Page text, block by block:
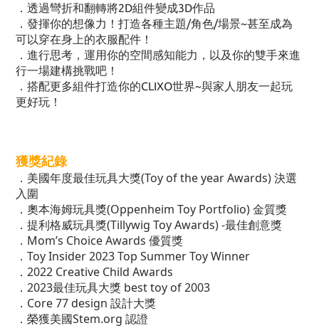
．透過彎折和翻轉將2D組件變成3D作品
．發揮你的想像力！打造各種主題/角色/場景~甚至成為
可以穿在身上的衣服配件！
．進行思考，運用你的空間感知能力，以及你的雙手來進
行一場建構挑戰吧！
．搭配更多組件打造你的CLIXO世界~與家人朋友一起玩
更好玩！
獲獎紀錄
． 美國年度最佳玩具大獎(Toy of the year Awards) 決選
入圍
． 奧本海姆玩具獎(Oppenheim Toy Portfolio) 金質獎
． 提利格威玩具獎(Tillywig Toy Awards) -最佳創意獎
． Mom’s Choice Awards 優質獎
． Toy Insider 2023 Top Summer Toy Winner
． 2022 Creative Child Awards
． 2023最佳玩具大獎 best toy of 2003
． Core 77 design 設計大獎
． 榮獲美國Stem.org 認證